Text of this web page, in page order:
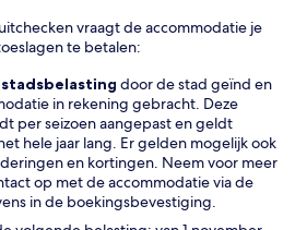
vraagt de accommodatie je
te betalen:
door de stad geïnd en
in rekening gebracht. Deze
per seizoen aangepast en geldt
hele jaar lang. Er gelden mogelijk ook
en kortingen. Neem voor meer
op met de accommodatie via de
in de boekingsbevestiging.